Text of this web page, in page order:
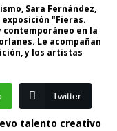
Sara Fernández,
"Fieras.
contemporáneo en la
Le acompañan
y los artistas
Twitter
talento creativo